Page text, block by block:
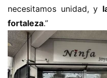
necesitamos unidad, y
fortaleza.”